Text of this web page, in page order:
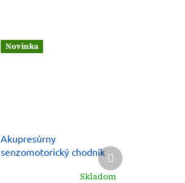
Novinka
Akupresúrny
senzomotorický chodník
Skladom
Ďalší
produkt